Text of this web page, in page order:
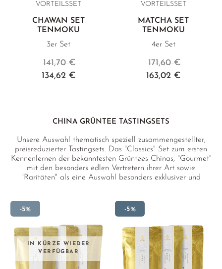
VORTEILSSET
CHAWAN SET
TENMOKU
3er Set
134,62 €
141,70 €
VORTEILSSET
MATCHA SET
TENMOKU
4er Set
163,02 €
171,60 €
CHINA GRÜNTEE TASTINGSETS
Unsere Auswahl thematisch speziell zusammengestellter,
preisreduzierter Tastingsets. Das "Classics" Set zum ersten
Kennenlernen der bekanntesten Grüntees Chinas, "Gourmet"
mit den besonders edlen Vertretern ihrer Art sowie
"Raritäten" als eine Auswahl besonders exklusiver und
-5%
IN KÜRZE WIEDER
VERFÜGBAR
-5%